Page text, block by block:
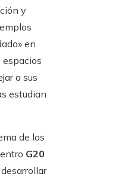
y
en
espacios
a sus
estudian
de los
G20